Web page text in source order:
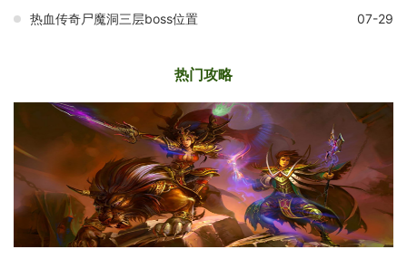
热血传奇尸魔洞三层boss位置
07-29
热门攻略